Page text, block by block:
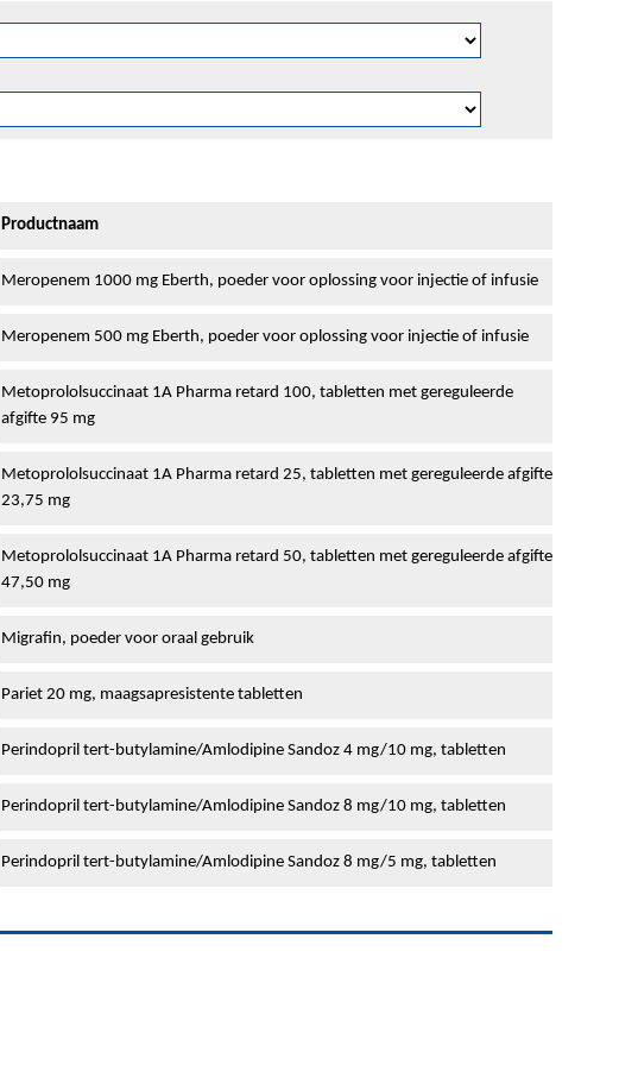
Productnaam
Meropenem 1000 mg Eberth, poeder voor oplossing voor injectie of infusie
Meropenem 500 mg Eberth, poeder voor oplossing voor injectie of infusie
Metoprololsuccinaat 1A Pharma retard 100, tabletten met gereguleerde
afgifte 95 mg
Metoprololsuccinaat 1A Pharma retard 25, tabletten met gereguleerde afgifte
23,75 mg
Metoprololsuccinaat 1A Pharma retard 50, tabletten met gereguleerde afgifte
47,50 mg
Migrafin, poeder voor oraal gebruik
Pariet 20 mg, maagsapresistente tabletten
Perindopril tert-butylamine/Amlodipine Sandoz 4 mg/10 mg, tabletten
Perindopril tert-butylamine/Amlodipine Sandoz 8 mg/10 mg, tabletten
Perindopril tert-butylamine/Amlodipine Sandoz 8 mg/5 mg, tabletten